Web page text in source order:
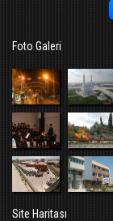
Foto Galeri
Site Haritası